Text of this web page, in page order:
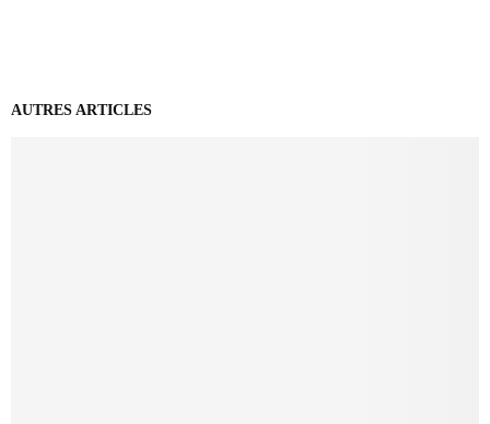
AUTRES ARTICLES